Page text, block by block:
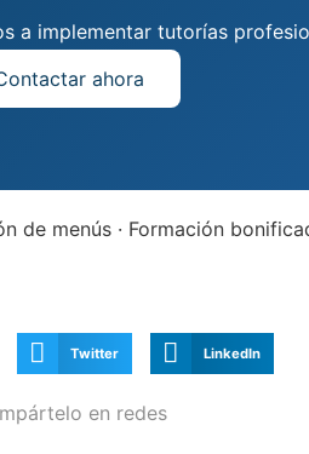
a implementar tutorías
ahora
menús · Formación
Twitter LinkedIn
en redes